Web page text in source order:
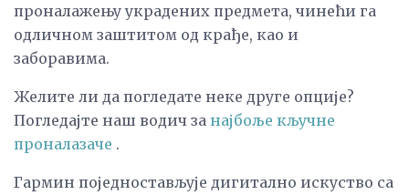
проналажењу украдених предмета, чинећи га
одличном заштитом од крађе, као и
заборавима.
Желите ли да погледате неке друге опције?
Погледајте наш водич за најбоље кључне
проналазаче .
Гармин поједностављује дигитално искуство са